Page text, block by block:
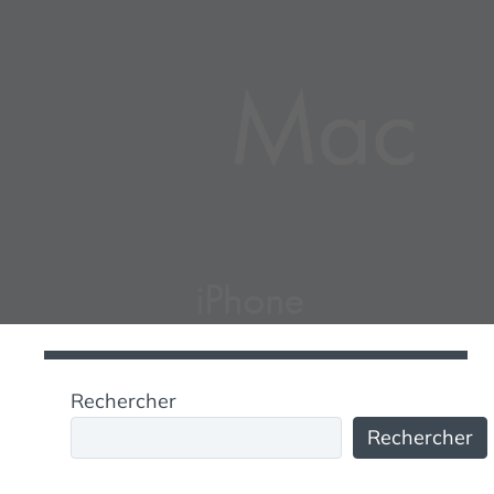
Rechercher
Rechercher